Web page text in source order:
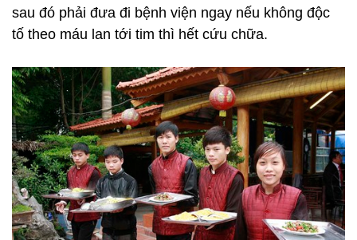
sau đó phải đưa đi bệnh viện ngay nếu không độc
tố theo máu lan tới tim thì hết cứu chữa.